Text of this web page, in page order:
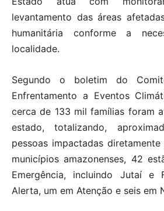
levantamento das áreas
humanitária conforme a
localidade.
Segundo o boletim do
Enfrentamento a Eventos
cerca de 133 mil famílias foram
estado, totalizando,
pessoas impactadas
municípios amazonenses, 42
Emergência, incluindo Jutaí e
Alerta, um em Atenção e seis em